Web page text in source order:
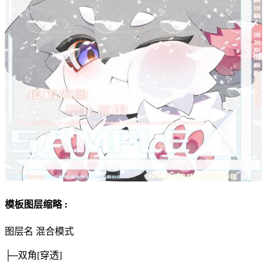
模板图层缩略 :
图层名 混合模式
├─双角 [穿透]